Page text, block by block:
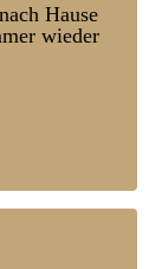
Hause
wieder